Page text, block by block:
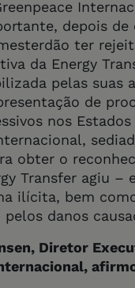
depois de
ter
da Energy
pelas suas
de
nos Estados
obter o
Transfer agiu –
ilícita, bem
pelos danos
Diretor